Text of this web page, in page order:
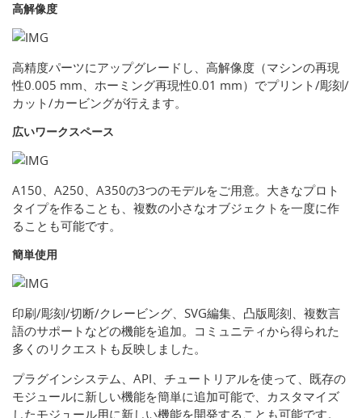
高解像度
高精度パーツにアップグレードし、高解像度（マシンの再現
性0.005 mm、ホーミング再現性0.01 mm）でプリント/彫刻/
カット/カービングが行えます。
広いワークスペース
A150、A250、A350の3つのモデルをご用意。大きなプロト
タイプを作ることも、複数の小さなオブジェクトを一度に作
ることも可能です。
簡単使用
印刷/彫刻/切断/クレービング、SVG編集、凸版彫刻、複数言
語のサポートなどの機能を追加。コミュニティから得られた
多くのリクエストも反映しました。
プラグインシステム、API、チュートリアルを使って、既存の
モジュールに新しい機能を簡単に追加可能で、カスタマイズ
したモジュール用に新しい機能を開発することも可能です。